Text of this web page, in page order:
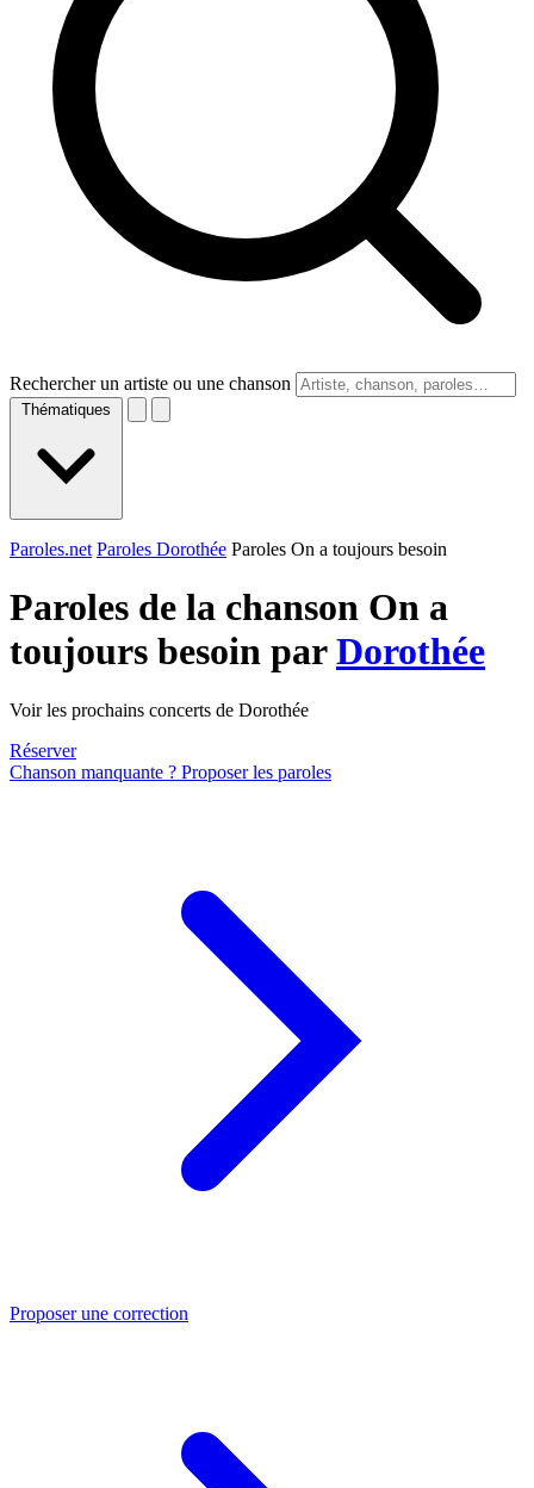
Rechercher un artiste ou une chanson
Thématiques
Paroles.net Paroles Dorothée Paroles On a toujours besoin
Paroles de la chanson On a
toujours besoin parDorothée
Voir les prochains concerts de Dorothée
Réserver
Chanson manquante ? Proposer les paroles
Proposer une correction